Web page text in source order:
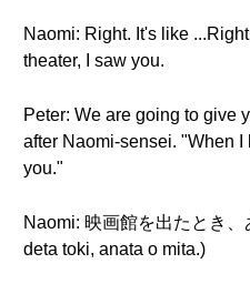
Naomi: Right. It's like
theater, I saw you.
Peter: We are going to give
after Naomi-sensei. "When I
you."
Naomi: 映画館を出たとき
deta toki, anata o mita.)